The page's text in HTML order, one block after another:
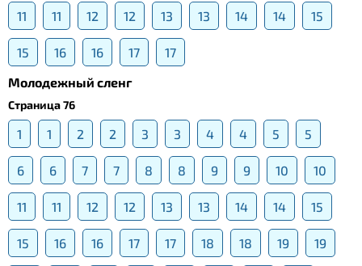
11 11 12 12 13 13 14 14 15
15 16 16 17
17
Молодежный сленг
Страница 76
1 1 2 2 3 3 4 4 5 5
6 6 7 7 8 8 9 9 10 10
11 11 12 12 13 13 14 14 15
15 16 16 17 17 18 18 19 19